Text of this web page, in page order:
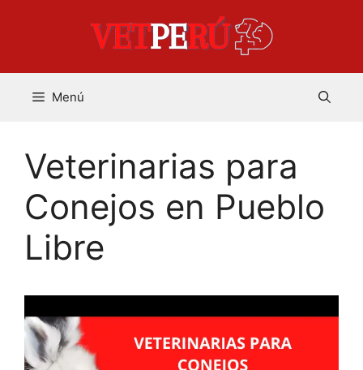
Menú
Veterinarias para
Conejos en Pueblo
Libre